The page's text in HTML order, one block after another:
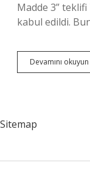
Madde 3”
kabul edildi.
Devamını okuyun
Sitemap